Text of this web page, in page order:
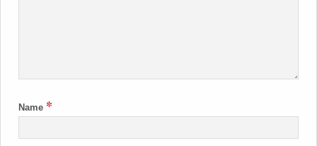
Name *